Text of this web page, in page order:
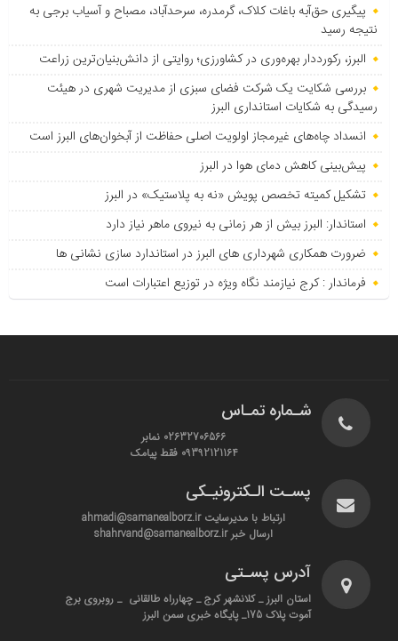
پیگیری حق‌آبه باغات کلاک، گرمدره، سرحدآباد، مصباح و آسیاب برجی به
نتیجه رسید
البرز، رکورددار بهره‌وری در کشاورزی؛ روایتی از دانش‌بنیان‌ترین زراعت
بررسی شکایت یک شرکت فضای سبزی از مدیریت شهری در هیئت
رسیدگی به شکایات استانداری البرز
انسداد چاه‌های غیرمجاز اولویت اصلی حفاظت از آبخوان‌های البرز است
پیش‌بینی کاهش دمای هوا در البرز
تشکیل کمیته تخصص پویش «نه به پلاستیک» در البرز
استاندار: البرز بیش از هر زمانی به نیروی ماهر نیاز دارد
ضرورت همکاری شهرداری های البرز در استاندارد سازی نشانی ها
فرماندار : کرج نیازمند نگاه ویژه در توزیع اعتبارات است
شـماره تمـاس
02632706566 نمابر
09392121164 فقط پیامک
پسـت الـکترونیـکی
ارتباط با مدیرسایت ahmadi@samanealborz.ir
ارسال خبر shahrvand@samanealborz.ir
آدرس پسـتی
استان البرز _ کلانشهر کرج _ چهارراه طالقانی _ روبروی برج
آموت پلاک 175_ پایگاه خبری سمن البرز